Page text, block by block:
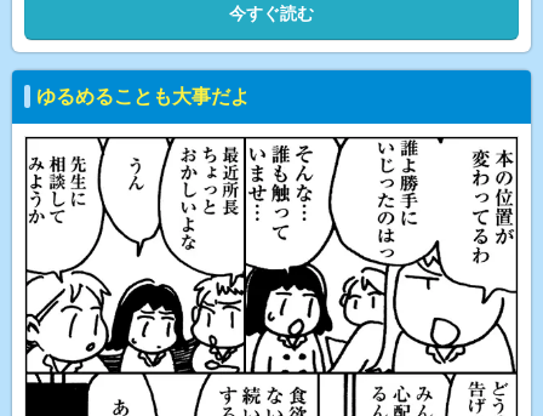
今すぐ読む
ゆるめることも大事だよ